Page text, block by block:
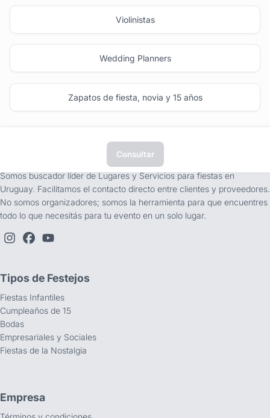
Violinistas
Wedding Planners
Zapatos de fiesta, novia y 15 años
Consultar
Somos buscador líder de Lugares y Servicios para fiestas en
Uruguay. Facilitamos el contacto directo entre clientes y proveedores.
No somos organizadores; somos la herramienta para que encuentres
todo lo que necesitás para tu evento en un solo lugar.
Tipos de Festejos
Fiestas Infantiles
Cumpleaños de 15
Bodas
Empresariales y Sociales
Fiestas de la Nostalgia
Empresa